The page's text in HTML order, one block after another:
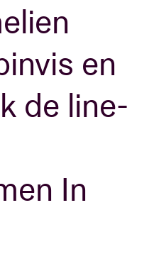
en
de line-
In